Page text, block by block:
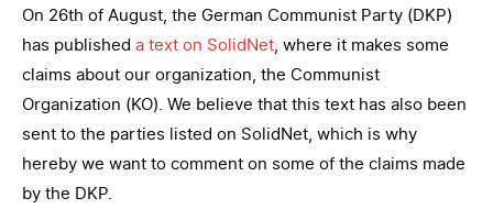
On 26th of August, the German Communist Party (DKP)
has published a text on SolidNet, where it makes some
claims about our organization, the Communist
Organization (KO). We believe that this text has also been
sent to the parties listed on SolidNet, which is why
hereby we want to comment on some of the claims made
by the DKP.